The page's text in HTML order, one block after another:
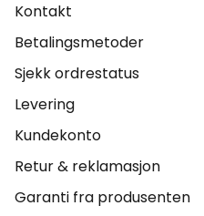
Kontakt
Betalingsmetoder
Sjekk ordrestatus
Levering
Kundekonto
Retur & reklamasjon
Garanti fra produsenten